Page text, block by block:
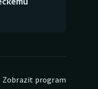
Zobrazit program